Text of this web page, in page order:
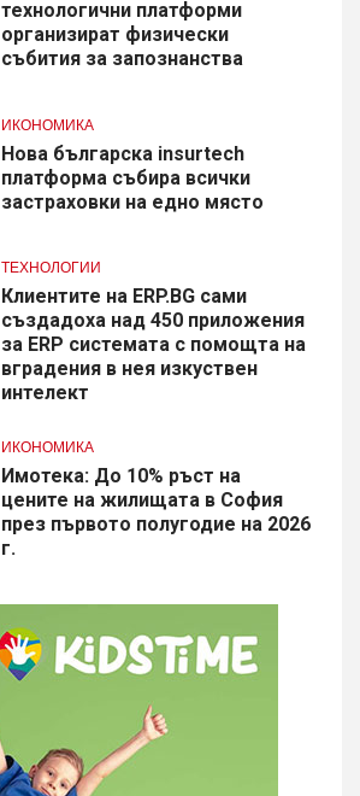
технологични платформи
организират физически
събития за запознанства
ИКОНОМИКА
Нова българска insurtech
платформа събира всички
застраховки на едно място
ТЕХНОЛОГИИ
Клиентите на ERP.BG сами
създадоха над 450 приложения
за ERP системата с помощта на
вградения в нея изкуствен
интелект
ИКОНОМИКА
Имотека: До 10% ръст на
цените на жилищата в София
през първото полугодие на 2026
г.